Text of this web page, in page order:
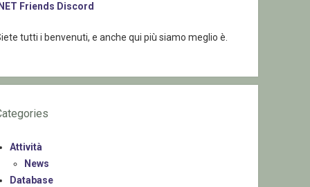
Friends Discord
tutti i benvenuti, e anche qui più siamo meglio è.
Attività
News
Database